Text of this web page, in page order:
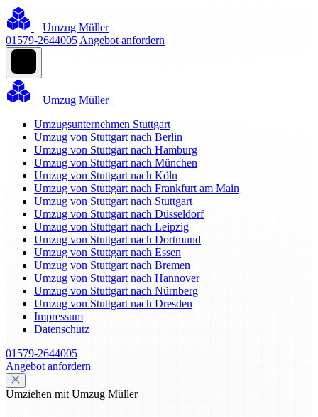
Umzug Müller
01579-2644005 Angebot anfordern
Umzug Müller
Umzugsunternehmen Stuttgart
Umzug von Stuttgart nach Berlin
Umzug von Stuttgart nach Hamburg
Umzug von Stuttgart nach München
Umzug von Stuttgart nach Köln
Umzug von Stuttgart nach Frankfurt am Main
Umzug von Stuttgart nach Stuttgart
Umzug von Stuttgart nach Düsseldorf
Umzug von Stuttgart nach Leipzig
Umzug von Stuttgart nach Dortmund
Umzug von Stuttgart nach Essen
Umzug von Stuttgart nach Bremen
Umzug von Stuttgart nach Hannover
Umzug von Stuttgart nach Nürnberg
Umzug von Stuttgart nach Dresden
Impressum
Datenschutz
01579-2644005
Angebot anfordern
Umziehen mit Umzug Müller